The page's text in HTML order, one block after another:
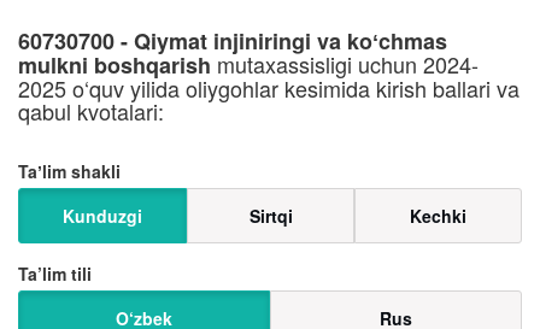
60730700 - Qiymat injiniringi va koʻchmas
mulkni boshqarish mutaxassisligi uchun 2024-
2025 o‘quv yilida oliygohlar kesimida kirish ballari va
qabul kvotalari:
Taʼlim shakli
Kunduzgi
Sirtqi Kechki
Ta’lim tili
O‘zbek
Rus